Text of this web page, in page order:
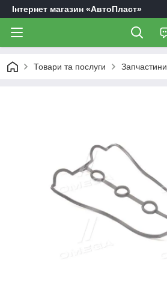
Інтернет магазин «АвтоПласт»
Товари та послуги Запчастини